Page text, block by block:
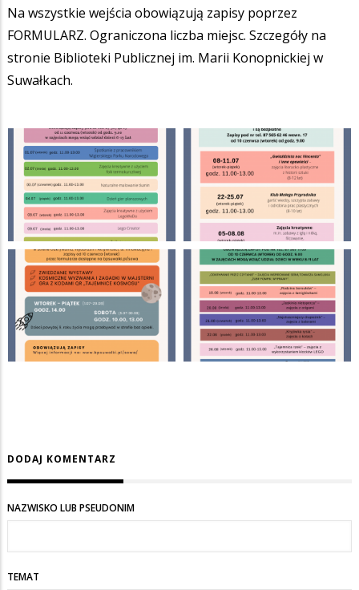
Na wszystkie wejścia obowiązują zapisy poprzez
FORMULARZ. Ograniczona liczba miejsc. Szczegóły na
stronie Biblioteki Publicznej im. Marii Konopnickiej w
Suwałkach.
DODAJ KOMENTARZ
NAZWISKO LUB PSEUDONIM
TEMAT